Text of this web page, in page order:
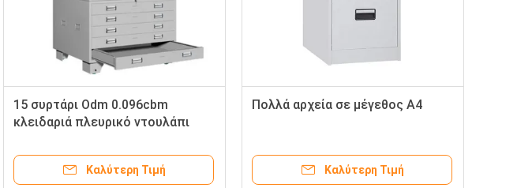
15 συρτάρι Odm 0.096cbm
κλειδαριά πλευρικό ντουλάπι
σπίτι
Καλύτερη Τιμή
Πολλά αρχεία σε μέγεθος Α4
Καλύτερη Τιμή